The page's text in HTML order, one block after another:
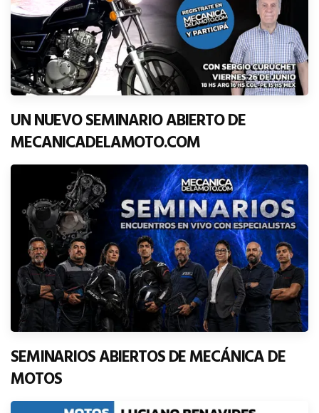
UN NUEVO SEMINARIO ABIERTO DE
MECANICADELAMOTO.COM
SEMINARIOS ABIERTOS DE MECÁNICA DE
MOTOS